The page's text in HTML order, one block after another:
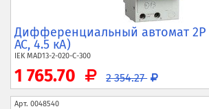
Дифференциальный автомат 2P
AC, 4.5 кА)
IEKMAD13-2-020-C-300
1 765.70 2 354.27
Арт. 0048540